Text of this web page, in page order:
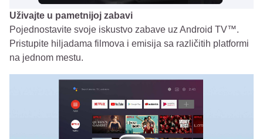
Uživajte u pametnijoj zabavi
Pojednostavite svoje iskustvo zabave uz Android TV™.
Pristupite hiljadama filmova i emisija sa različitih platformi
na jednom mestu.